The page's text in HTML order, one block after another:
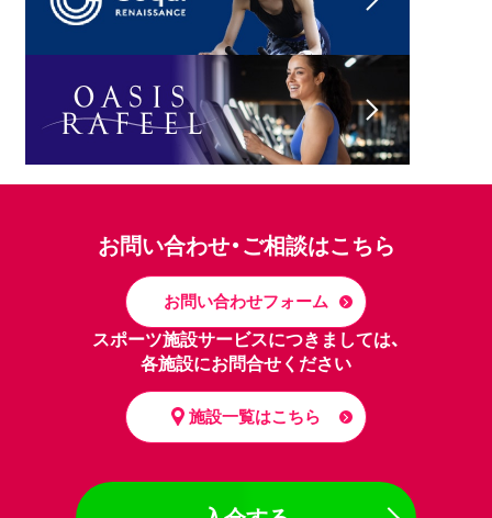
お問い合わせ・ご相談はこちら
お問い合わせフォーム
スポーツ施設サービスにつきましては、
各施設にお問合せください
施設一覧はこちら